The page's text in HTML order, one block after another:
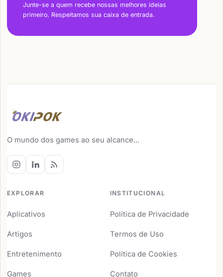
Junte-se a quem recebe nossas melhores ideias
primeiro. Respeitamos sua caixa de entrada.
O mundo dos games ao seu alcance...
EXPLORAR
Aplicativos
Artigos
Entretenimento
Games
INSTITUCIONAL
Política de Privacidade
Termos de Uso
Política de Cookies
Contato